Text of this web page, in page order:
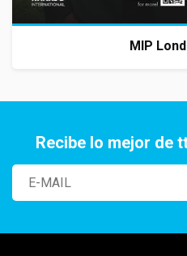
MIP
Recibe lo mejor de